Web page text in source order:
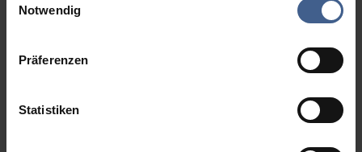
Weitere Informationen finden Sie in unseren
Notwendig
Präferenzen
Statistiken